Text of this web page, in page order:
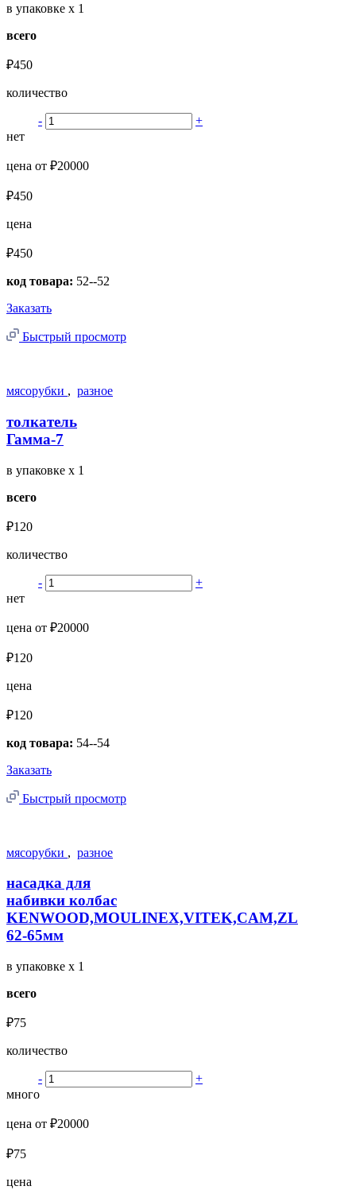
в упаковке x 1
всего
₽450
количество
-
+
нет
цена от ₽20000
₽450
цена
₽450
код товара: 52--52
Заказать
Быстрый просмотр
мясорубки , разное
толкатель
Гамма-7
в упаковке x 1
всего
₽120
количество
-
+
нет
цена от ₽20000
₽120
цена
₽120
код товара: 54--54
Заказать
Быстрый просмотр
мясорубки , разное
насадка для
набивки колбас
KENWOOD,MOULINEX,VITEK,CAM,ZL
62-65мм
в упаковке x 1
всего
₽75
количество
-
+
много
цена от ₽20000
₽75
цена